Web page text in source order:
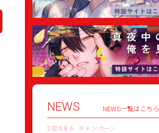
NEWS NEWS一覧はこちら
2026.8.6 キャンペーン